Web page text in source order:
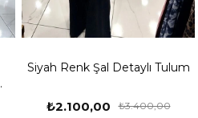
Siyah Renk Şal Detaylı Tulum
₺2.100,00 ₺3.400,00